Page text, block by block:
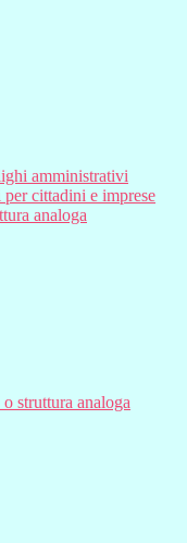
amministrativi
cittadini e imprese
analoga
struttura analoga